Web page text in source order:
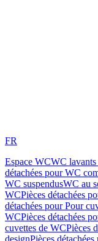
FR
Espace WCWC
détachées pour WC
WC suspendusWC au
WCPièces détachées
détachées pour Pour
WCPièces détachées
cuvettes de WCPièces
designPièces